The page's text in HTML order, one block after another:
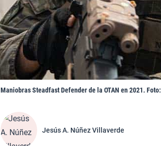
Maniobras Steadfast Defender de la OTAN en 2021. Foto:
Jesús A. Núñez Villaverde